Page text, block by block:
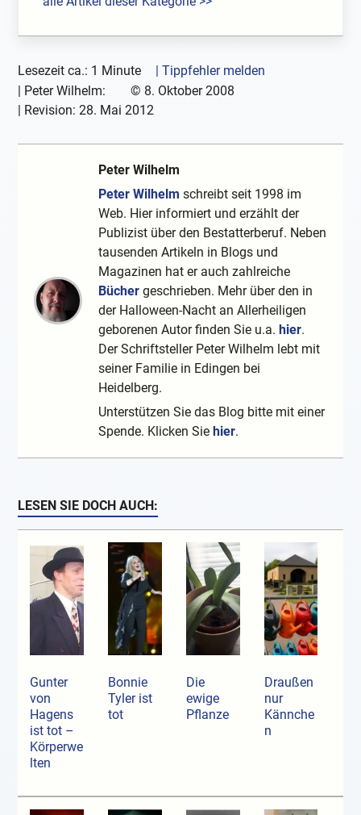
Lesezeit ca.: 1 Minute
| Tippfehler melden
| Peter Wilhelm: © 8. Oktober 2008
| Revision:28. Mai 2012
Peter Wilhelm
Peter Wilhelm schreibt seit 1998 im
Web. Hier informiert und erzählt der
Publizist über den Bestatterberuf. Neben
tausenden Artikeln in Blogs und
Magazinen hat er auch zahlreiche
Bücher geschrieben. Mehr über den in
der Halloween-Nacht an Allerheiligen
geborenen Autor finden Sie u.a.hier.
Der Schriftsteller Peter Wilhelm lebt mit
seiner Familie in Edingen bei
Heidelberg.
Unterstützen Sie das Blog bitte mit einer
Spende. Klicken Siehier.
LESEN SIE DOCH AUCH:
Gunter
von
Hagens
ist tot –
Körperwe
lten
Bonnie
Tyler ist
tot
Die
ewige
Pflanze
Draußen
nur
Kännche
n